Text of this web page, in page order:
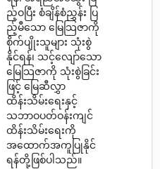
ည့်ဝပြီး စံချိန်စံညွှန်း ပြ
ည့်မီသော မြေသြဇာကို
စိုက်ပျိုးသူများ သုံးစွဲ
နိုင်ရန်၊ သင့်လျော်သော
မြေသြဇာကို သုံးစွဲခြင်း
ဖြင့် မြေဆီလွှာ
ထိန်းသိမ်းရေးနှင့်
သဘာဝပတ်ဝန်းကျင်
ထိန်းသိမ်းရေးကို
အထောက်အကူပြုနိုင်
ရန်တို့ဖြစ်ပါသည်။